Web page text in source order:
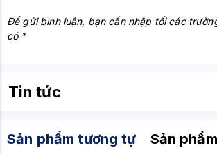
Để gửi bình luận, bạn cần nhập tối các
có *
Tin tức
Sản phẩm tương tự Sản